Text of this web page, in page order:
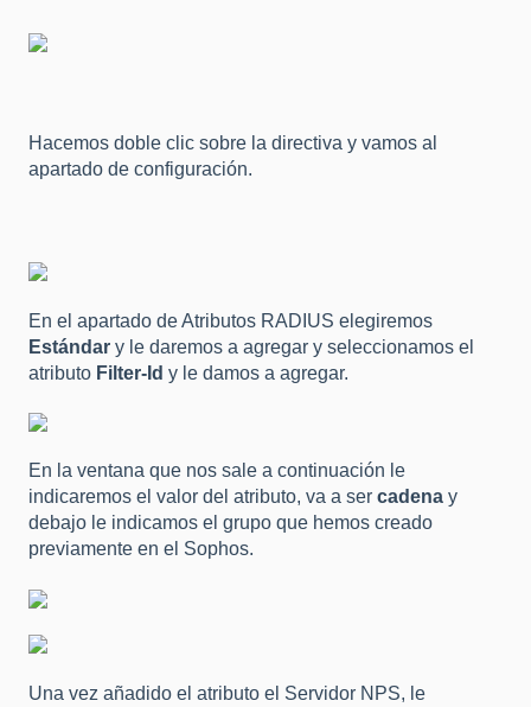
Hacemos doble clic sobre la directiva y vamos al
apartado de configuración.
En el apartado de Atributos RADIUS elegiremos
Estándar y le daremos a agregar y seleccionamos el
atributo Filter-Id y le damos a agregar.
En la ventana que nos sale a continuación le
indicaremos el valor del atributo, va a ser cadena y
debajo le indicamos el grupo que hemos creado
previamente en el Sophos.
Una vez añadido el atributo el Servidor NPS, le